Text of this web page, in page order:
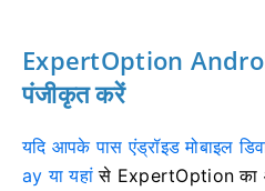
ExpertOption
पंजीकृत करें
यदि आपके पास एंड्रॉइड मोबाइल
ay या यहांसे ExpertOption का